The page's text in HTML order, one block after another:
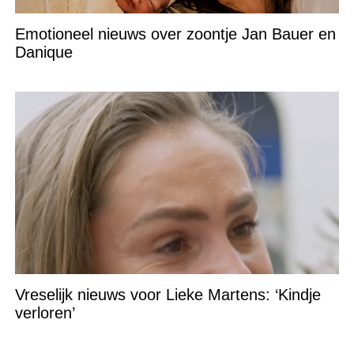
Emotioneel nieuws over zoontje Jan Bauer en
Danique
Vreselijk nieuws voor Lieke Martens: ‘Kindje
verloren’